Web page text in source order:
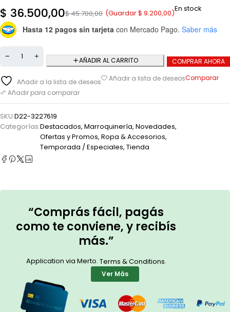
$45.700,00
$ 36.500,00 (Guardar$ 9.200,00)En stock
Hasta 12 pagos sin tarjeta con Mercado Pago. Saber más
AÑADIR AL CARRITO COMPRAR AHORA
Añadir a la lista de deseos Añadir a lista de deseosComparar
Añadir para comparar
SKU:D22-3227619
Categorías:Destacados, Marroquinería, Novedades,
Ofertas y Promos, Ropa & Accesorios,
Temporada / Especiales, Tienda
“Comprás fácil, pagás
como te conviene, y recibís
más.”
Application via Merto. Terms & Conditions.
Ver Más